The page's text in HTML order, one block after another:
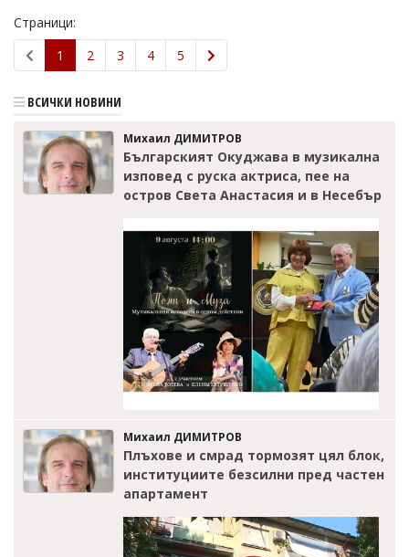
Страници:
1
2 3 4 5
ВСИЧКИ НОВИНИ
Михаил ДИМИТРОВ
Българският Окуджава в музикална
изповед с руска актриса, пее на
остров Света Анастасия и в Несебър
Михаил ДИМИТРОВ
Плъхове и смрад тормозят цял блок,
институциите безсилни пред частен
апартамент